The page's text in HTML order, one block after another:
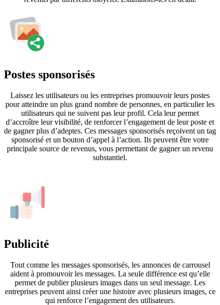
Postes sponsorisés
Laissez les utilisateurs ou les entreprises promouvoir leurs postes
pour atteindre un plus grand nombre de personnes, en particulier les
utilisateurs qui ne suivent pas leur profil. Cela leur permet
d’accroître leur visibilité, de renforcer l’engagement de leur poste et
de gagner plus d’adeptes. Ces messages sponsorisés reçoivent un tag
sponsorisé et un bouton d’appel à l’action. Ils peuvent être votre
principale source de revenus, vous permettant de gagner un revenu
substantiel.
Publicité
Tout comme les messages sponsorisés, les annonces de carrousel
aident à promouvoir les messages. La seule différence est qu’elle
permet de publier plusieurs images dans un seul message. Les
entreprises peuvent ainsi créer une histoire avec plusieurs images, ce
qui renforce l’engagement des utilisateurs.